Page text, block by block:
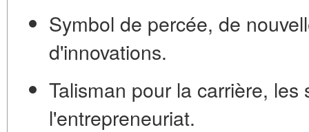
Symbol de percée, de
d'innovations.
Talisman pour la carrière, les
l'entrepreneuriat.